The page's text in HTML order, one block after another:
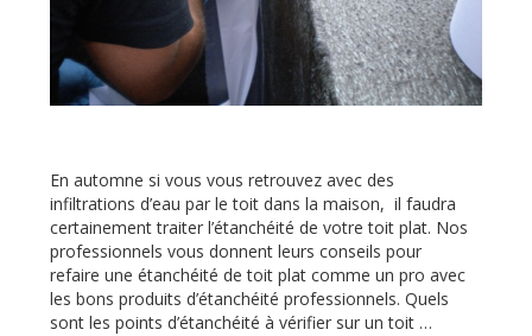
En automne si vous vous retrouvez avec des
infiltrations d’eau par le toit dans la maison, il faudra
certainement traiter l’étanchéité de votre toit plat. Nos
professionnels vous donnent leurs conseils pour
refaire une étanchéité de toit plat comme un pro avec
les bons produits d’étanchéité professionnels. Quels
sont les points d’étanchéité à vérifier sur un toit …